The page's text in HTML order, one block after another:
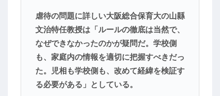
虐待の問題に詳しい大阪総合保育大の山縣
文治特任教授は「ルールの徹底は当然で、
なぜできなかったのかが疑問だ。学校側
も、家庭内の情報を適切に把握すべきだっ
た。児相も学校側も、改めて経緯を検証す
る必要がある」としている。